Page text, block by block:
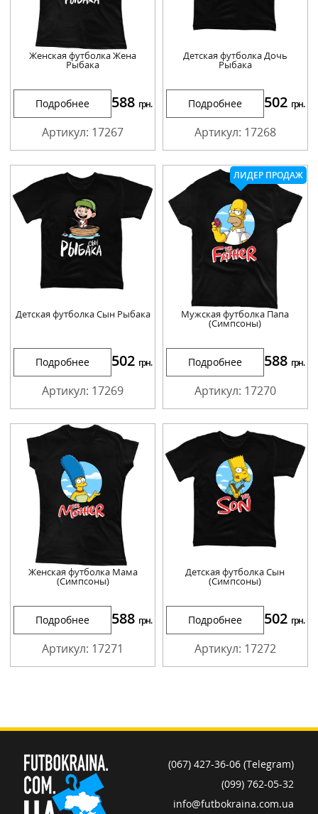
Женская футболка Жена
Рыбака
Подробнее 588 грн.
Артикул: 17267
Детская футболка Дочь
Рыбака
Подробнее 502 грн.
Артикул: 17268
Детская футболка Сын Рыбака
Подробнее 502 грн.
Артикул: 17269
ЛИДЕР ПРОДАЖ
Мужская футболка Папа
(Симпсоны)
Подробнее 588 грн.
Артикул: 17270
Женская футболка Мама
(Симпсоны)
Подробнее 588 грн.
Артикул: 17271
Детская футболка Сын
(Симпсоны)
Подробнее 502 грн.
Артикул: 17272
(067) 427-36-06 (Telegram)
(099) 762-05-32
info@futbokraina.com.ua